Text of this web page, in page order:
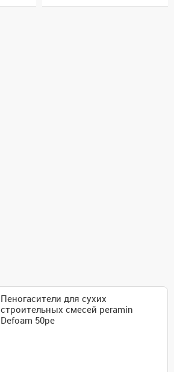
Пеногасители для сухих
строительных смесей peramin
Defoam 50pe